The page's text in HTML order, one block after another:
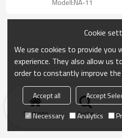
Modell:NA-11
Startseite Suche
Cookie
We use cookies to provide you
experience. They also allow us
order to constantly improve
Accept all Accept
Necessary
Analytics